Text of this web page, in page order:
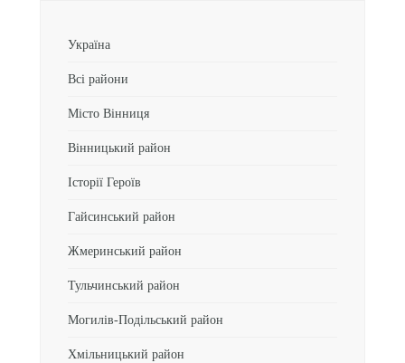
Україна
Всі райони
Місто Вінниця
Вінницький район
Історії Героїв
Гайсинський район
Жмеринський район
Тульчинський район
Могилів-Подільський район
Хмільницький район